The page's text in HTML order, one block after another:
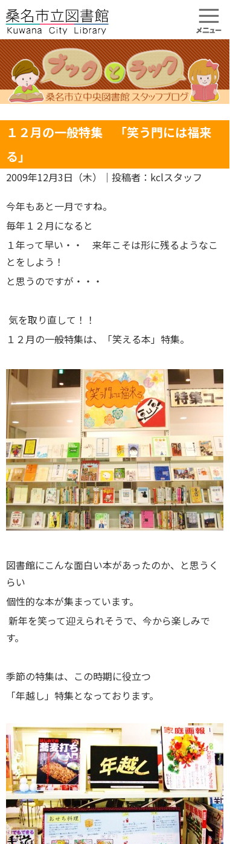
１２月の一般特集 「笑う門には福来
る」
2009年12月3日（木）
｜投稿者：kclスタッフ
今年もあと一月ですね。
毎年１２月になると
１年って早い・・ 来年こそは形に残るようなこ
とをしよう！
と思うのですが・・・
気を取り直して！！
１２月の一般特集は、「笑える本」特集。
図書館にこんな面白い本があったのか、と思うく
らい
個性的な本が集まっています。
新年を笑って迎えられそうで、今から楽しみで
す。
季節の特集は、この時期に役立つ
「年越し」特集となっております。